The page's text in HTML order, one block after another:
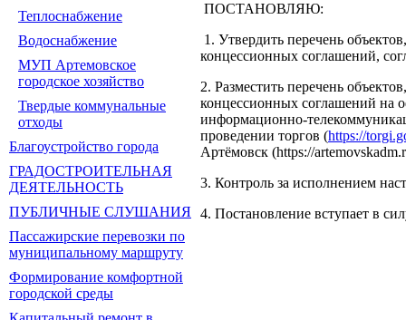
Теплоснабжение
Водоснабжение
МУП Артемовское
городское хозяйство
Твердые коммунальные
отходы
Благоустройство города
ГРАДОСТРОИТЕЛЬНАЯ
ДЕЯТЕЛЬНОСТЬ
ПУБЛИЧНЫЕ СЛУШАНИЯ
Пассажирские перевозки по
муниципальному маршруту
Формирование комфортной
городской среды
ПОСТАНОВЛЯЮ:
1. Утвердить перечень
концессионных соглашений,
2. Разместить перечень
концессионных соглашений на
информационно-
проведении торгов (https://
Артёмовск (https://
3. Контроль за исполнением
4. Постановление вступает в